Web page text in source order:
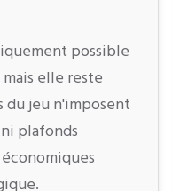
possible
elle reste
du jeu n'imposent
plafonds